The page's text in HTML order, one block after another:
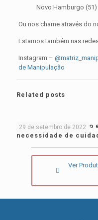
Novo Hamburgo (51)
Ou nos chame através do
Estamos também nas
Instagram –
de Manipulação
Related posts
29 de setembro de 2022
O calor está voltando
necessidade de
Ver